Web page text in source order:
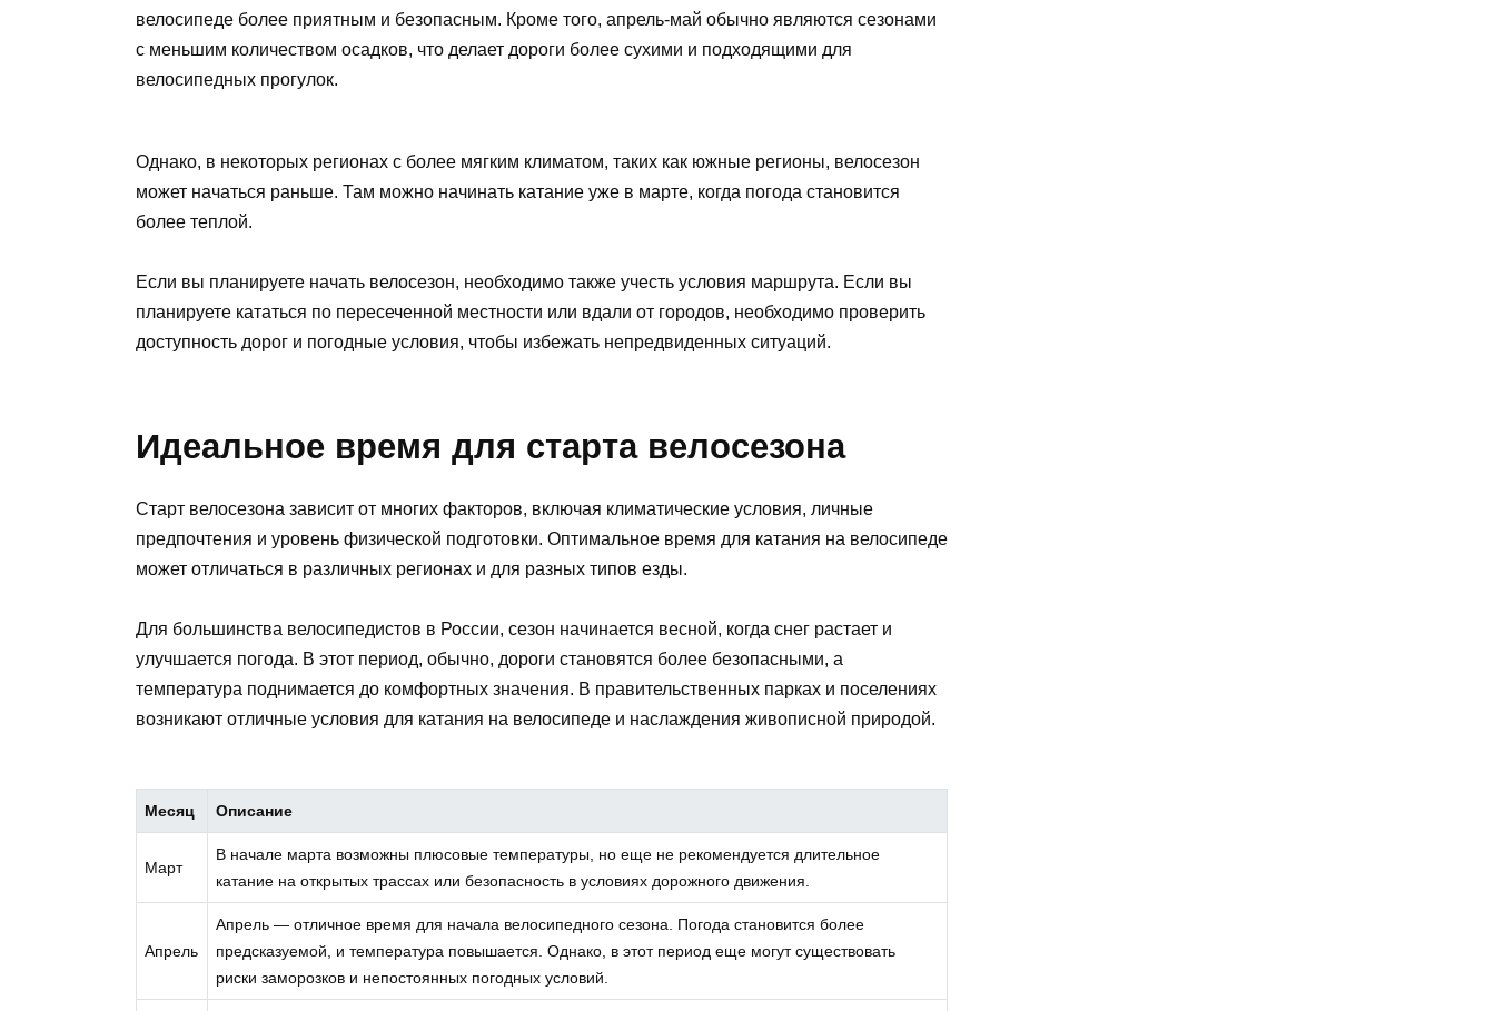
велосипеде более приятным и безопасным. Кроме того, апрель-май обычно являются сезонами
с меньшим количеством осадков, что делает дороги более сухими и подходящими для
велосипедных прогулок.
Однако, в некоторых регионах с более мягким климатом, таких как южные регионы, велосезон
может начаться раньше. Там можно начинать катание уже в марте, когда погода становится
более теплой.
Если вы планируете начать велосезон, необходимо также учесть условия маршрута. Если вы
планируете кататься по пересеченной местности или вдали от городов, необходимо проверить
доступность дорог и погодные условия, чтобы избежать непредвиденных ситуаций.
Идеальное время для старта велосезона
Старт велосезона зависит от многих факторов, включая климатические условия, личные
предпочтения и уровень физической подготовки. Оптимальное время для катания на велосипеде
может отличаться в различных регионах и для разных типов езды.
Для большинства велосипедистов в России, сезон начинается весной, когда снег растает и
улучшается погода. В этот период, обычно, дороги становятся более безопасными, а
температура поднимается до комфортных значения. В правительственных парках и поселениях
возникают отличные условия для катания на велосипеде и наслаждения живописной природой.
Месяц Описание
Март
В начале марта возможны плюсовые температуры, но еще не рекомендуется длительное
катание на открытых трассах или безопасность в условиях дорожного движения.
Апрель
Апрель — отличное время для начала велосипедного сезона. Погода становится более
предсказуемой, и температура повышается. Однако, в этот период еще могут существовать
риски заморозков и непостоянных погодных условий.